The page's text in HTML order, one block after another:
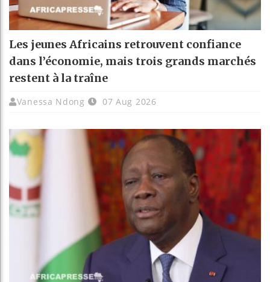
Les jeunes Africains retrouvent confiance
dans l’économie, mais trois grands marchés
restent à la traîne
Vanessa Ndong 07 Aug 2026